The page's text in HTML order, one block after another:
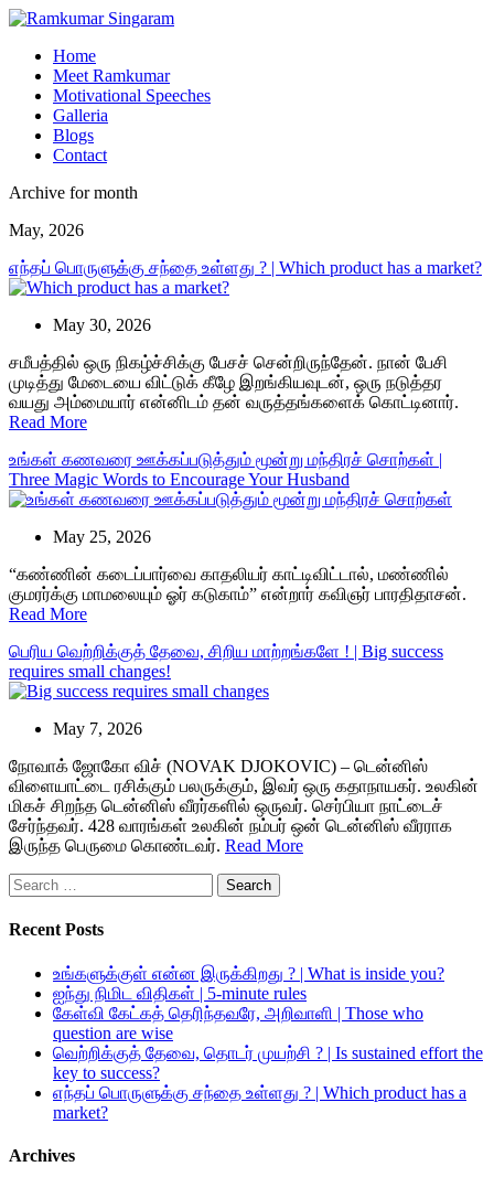
Home
Meet Ramkumar
Motivational Speeches
Galleria
Blogs
Contact
Archive for month
May, 2026
எந்தப் பொருளுக்கு சந்தை உள்ளது ? | Which product has a market?
May 30, 2026
சமீபத்தில் ஒரு நிகழ்ச்சிக்கு பேசச் சென்றிருந்தேன். நான் பேசி
முடித்து மேடையை விட்டுக் கீழே இறங்கியவுடன், ஒரு நடுத்தர
வயது அம்மையார் என்னிடம் தன் வருத்தங்களைக் கொட்டினார்.
Read More
உங்கள் கணவரை ஊக்கப்படுத்தும் மூன்று மந்திரச் சொற்கள் |
Three Magic Words to Encourage Your Husband
May 25, 2026
“கண்ணின் கடைப்பார்வை காதலியர் காட்டிவிட்டால், மண்ணில்
குமரர்க்கு மாமலையும் ஓர் கடுகாம்” என்றார் கவிஞர் பாரதிதாசன்.
Read More
பெரிய வெற்றிக்குத் தேவை, சிறிய மாற்றங்களே ! | Big success
requires small changes!
May 7, 2026
நோவாக் ஜோகோ விச் (NOVAK DJOKOVIC) – டென்னிஸ்
விளையாட்டை ரசிக்கும் பலருக்கும், இவர் ஒரு கதாநாயகர். உலகின்
மிகச் சிறந்த டென்னிஸ் வீரர்களில் ஒருவர். செர்பியா நாட்டைச்
சேர்ந்தவர். 428 வாரங்கள் உலகின் நம்பர் ஒன் டென்னிஸ் வீரராக
இருந்த பெருமை கொண்டவர். Read More
Search
for:
Recent Posts
உங்களுக்குள் என்ன இருக்கிறது ? | What is inside you?
ஐந்து நிமிட விதிகள் | 5-minute rules
கேள்வி கேட்கத் தெரிந்தவரே, அறிவாளி | Those who
question are wise
வெற்றிக்குத் தேவை, தொடர் முயற்சி ? | Is sustained effort the
key to success?
எந்தப் பொருளுக்கு சந்தை உள்ளது ? | Which product has a
market?
Archives